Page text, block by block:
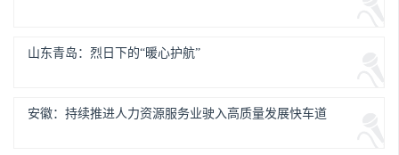
山东青岛：烈日下的“暖心护航”
安徽：持续推进人力资源服务业驶入高质量发展快车道